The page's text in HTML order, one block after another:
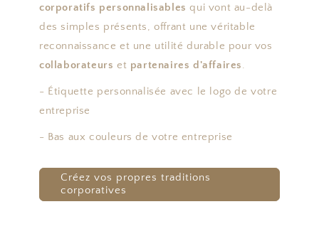
corporatifs personnalisables qui vont au-delà
des simples présents, offrant une véritable
reconnaissance et une utilité durable pour vos
collaborateurs et partenaires d'affaires.
- Étiquette personnalisée avec le logo de votre
entreprise
- Bas aux couleurs de votre entreprise
Créez vos propres traditions
corporatives